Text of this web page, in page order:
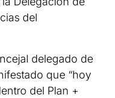
del
delegado de
que “hoy
del Plan +